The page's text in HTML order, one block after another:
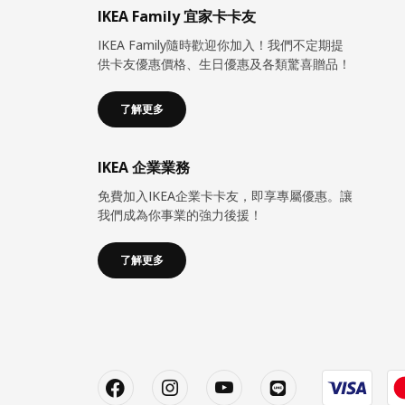
IKEA Family 宜家卡卡友
IKEA Family隨時歡迎你加入！我們不定期提
供卡友優惠價格、生日優惠及各類驚喜贈品！
了解更多
IKEA 企業業務
免費加入IKEA企業卡卡友，即享專屬優惠。讓
我們成為你事業的強力後援！
了解更多